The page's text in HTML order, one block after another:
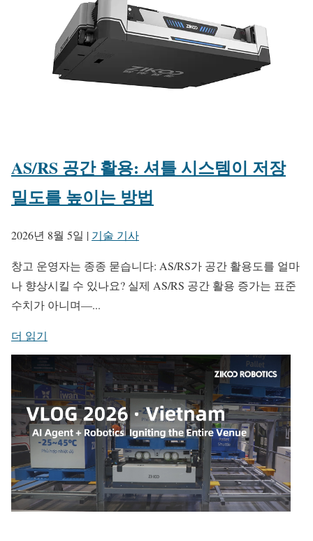
AS/RS 공간 활용: 셔틀 시스템이 저장
밀도를 높이는 방법
2026년 8월 5일 | 기술 기사
창고 운영자는 종종 묻습니다: AS/RS가 공간 활용도를 얼마
나 향상시킬 수 있나요? 실제 AS/RS 공간 활용 증가는 표준
수치가 아니며—...
더 읽기